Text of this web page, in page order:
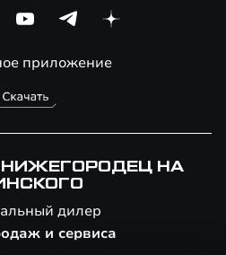
приложение
НИЖЕГОРОДЕЦ НА
дилер
и сервиса